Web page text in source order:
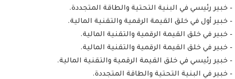
– خبير رئيسي في البنية التحتية والطاقة المتجددة.
– خبير أول في خلق القيمة الرقمية والتقنية المالية.
– خبير في خلق القيمة الرقمية والتقنية المالية.
– خبير في خلق القيمة الرقمية والتقنية المالية.
– خبير رئيسي في خلق القيمة الرقمية والتقنية المالية.
– خبير في البنية التحتية والطاقة المتجددة.